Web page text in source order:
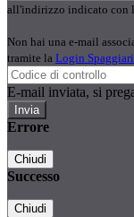
all'indirizzo indicato con
Non hai una e-mail
tramite la Login Spaggiari
E-mail inviata, si
Errore
Chiudi
Successo
Chiudi